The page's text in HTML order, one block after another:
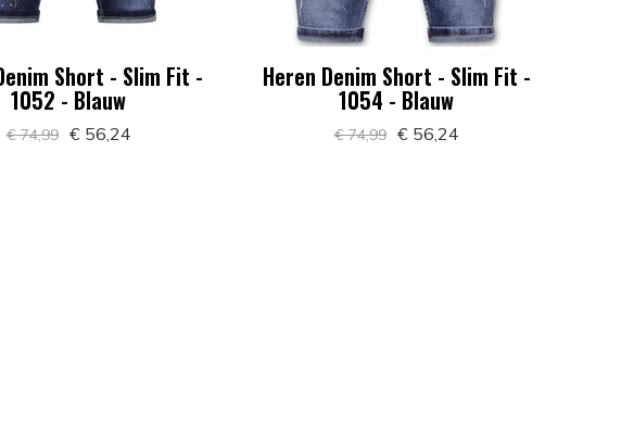
Short - Slim Fit -
1052 - Blauw
€ 74,99 € 56,24
Heren Denim Short - Slim Fit -
1054 - Blauw
€ 74,99 € 56,24